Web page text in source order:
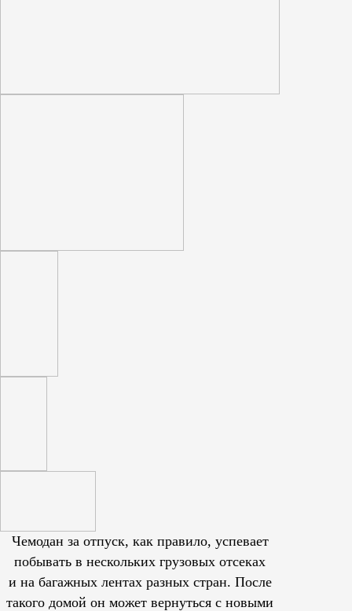
Чемодан за отпуск, как правило, успевает
побывать в нескольких грузовых отсеках
и на багажных лентах разных стран. После
такого домой он может вернуться с новыми